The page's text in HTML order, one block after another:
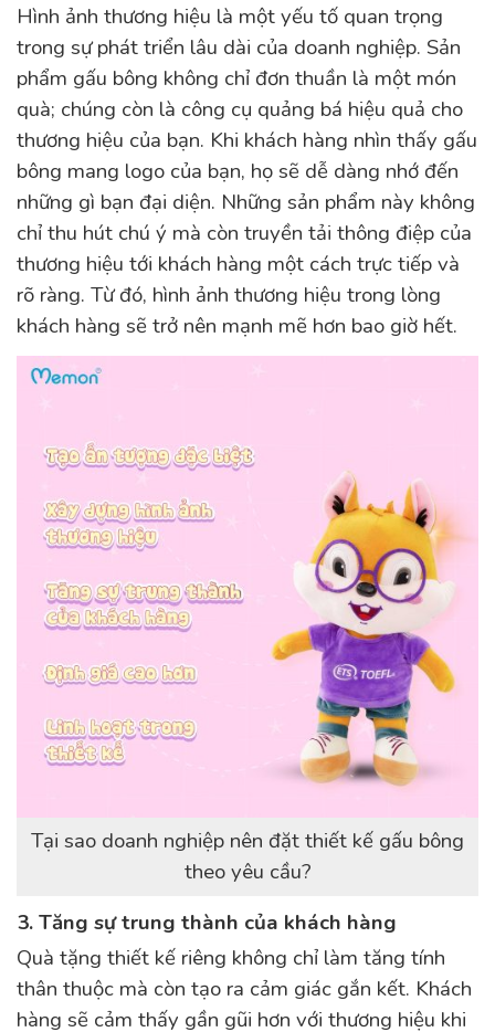
Hình ảnh thương hiệu là một yếu tố quan trọng
trong sự phát triển lâu dài của doanh nghiệp. Sản
phẩm gấu bông không chỉ đơn thuần là một món
quà; chúng còn là công cụ quảng bá hiệu quả cho
thương hiệu của bạn. Khi khách hàng nhìn thấy gấu
bông mang logo của bạn, họ sẽ dễ dàng nhớ đến
những gì bạn đại diện. Những sản phẩm này không
chỉ thu hút chú ý mà còn truyền tải thông điệp của
thương hiệu tới khách hàng một cách trực tiếp và
rõ ràng. Từ đó, hình ảnh thương hiệu trong lòng
khách hàng sẽ trở nên mạnh mẽ hơn bao giờ hết.
Tại sao doanh nghiệp nên đặt thiết kế gấu bông
theo yêu cầu?
3. Tăng sự trung thành của khách hàng
Quà tặng thiết kế riêng không chỉ làm tăng tính
thân thuộc mà còn tạo ra cảm giác gắn kết. Khách
hàng sẽ cảm thấy gần gũi hơn với thương hiệu khi